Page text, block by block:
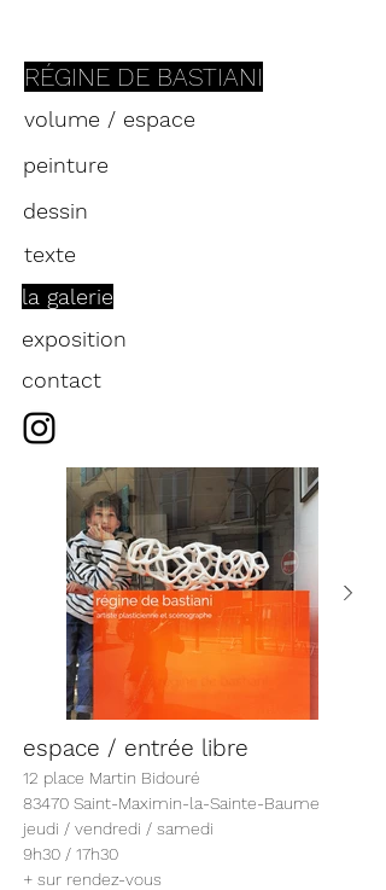
RÉGINE DE BASTIANI
volume / espace
peinture
dessin
texte
la galerie
exposition
contact
12 place Martin Bidouré
83470 Saint-Maximin-la-Sainte-Baume
jeudi / vendredi / samedi
9h30 / 17h30
+ sur rendez-vous
espace / entrée libre